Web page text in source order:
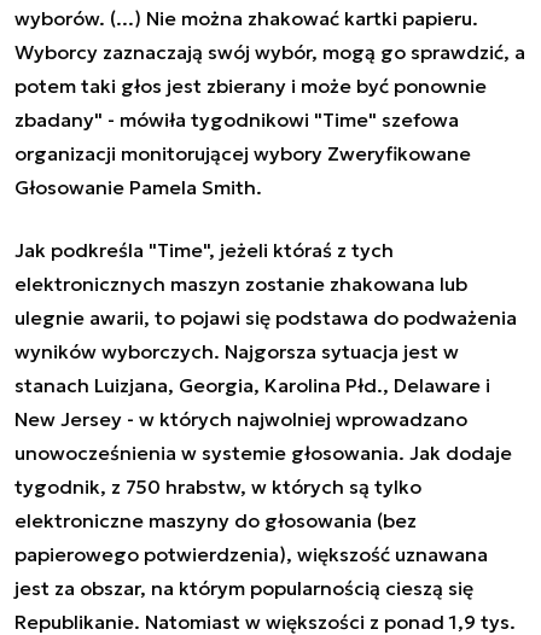
wyborów. (...) Nie można zhakować kartki papieru.
Wyborcy zaznaczają swój wybór, mogą go sprawdzić, a
potem taki głos jest zbierany i może być ponownie
zbadany" - mówiła tygodnikowi "Time" szefowa
organizacji monitorującej wybory Zweryfikowane
Głosowanie Pamela Smith.
Jak podkreśla "Time", jeżeli któraś z tych
elektronicznych maszyn zostanie zhakowana lub
ulegnie awarii, to pojawi się podstawa do podważenia
wyników wyborczych. Najgorsza sytuacja jest w
stanach Luizjana, Georgia, Karolina Płd., Delaware i
New Jersey - w których najwolniej wprowadzano
unowocześnienia w systemie głosowania. Jak dodaje
tygodnik, z 750 hrabstw, w których są tylko
elektroniczne maszyny do głosowania (bez
papierowego potwierdzenia), większość uznawana
jest za obszar, na którym popularnością cieszą się
Republikanie. Natomiast w większości z ponad 1,9 tys.